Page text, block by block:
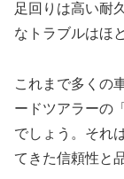
足回りは高い耐
なトラブルはほ
これまで多くの
ードツアラーの
でしょう。それ
てきた信頼性と